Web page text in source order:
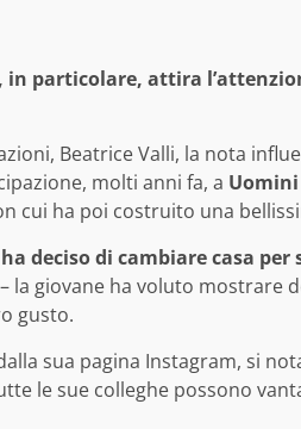
in particolare, attira
Beatrice Valli, la nota
molti anni fa, a
cui ha poi costruito una
deciso di cambiare casa
la giovane ha voluto mostrare
gusto.
sua pagina Instagram, si
le sue colleghe possono